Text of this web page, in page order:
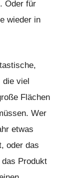
Oder für
wieder in
viel
Flächen
Wer
etwas
oder das
Produkt